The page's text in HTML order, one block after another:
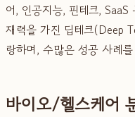
어, 인공지능, 핀테크,
재력을 가진 딥테크(Deep
랑하며, 수많은 성공 사례
바이오/헬스케어